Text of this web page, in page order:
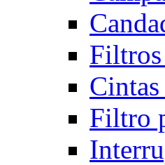
Filtros
Filtro